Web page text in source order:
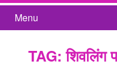
Menu
TAG: शिवलिंग